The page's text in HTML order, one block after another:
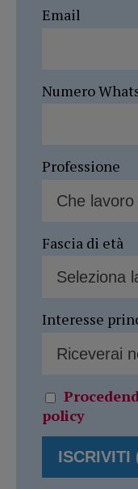
Email
Numero
Professione
Fascia di età
Interesse
policy